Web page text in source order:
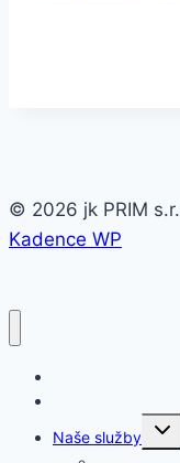
© 2026 jk PRIM
Kadence WP
Naše služby
child